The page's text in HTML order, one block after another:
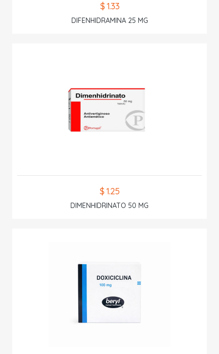
$ 1.33
DIFENHIDRAMINA 25 MG
$ 1.25
DIMENHIDRINATO 50 MG